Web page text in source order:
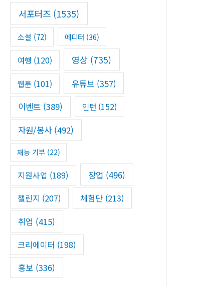
서포터즈 (1535)
소설 (72) 에디터 (36)
여행 (120) 영상 (735)
웹툰 (101) 유튜브(357)
이벤트(389) 인턴 (152)
자원/봉사(492)
재능 기부(22)
지원사업 (189) 창업 (496)
챌린지 (207) 체험단 (213)
취업 (415)
크리에이터 (198)
홍보(336)